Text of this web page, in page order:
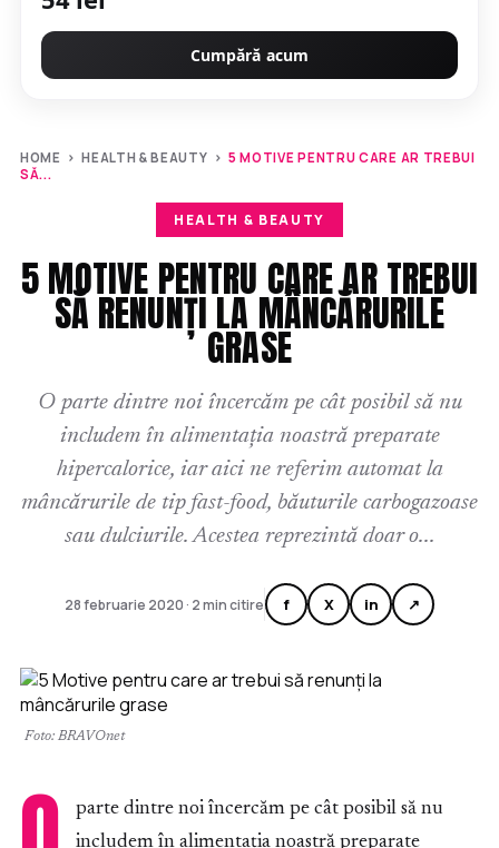
Cumpără acum
HOME ›HEALTH & BEAUTY ›5 MOTIVE PENTRU CARE AR TREBUI
SĂ...
HEALTH & BEAUTY
5 MOTIVE PENTRU CARE AR TREBUI
SĂ RENUNȚI LA MÂNCĂRURILE
GRASE
O parte dintre noi încercăm pe cât posibil să nu
includem în alimentația noastră preparate
hipercalorice, iar aici ne referim automat la
mâncărurile de tip fast-food, băuturile carbogazoase
sau dulciurile. Acestea reprezintă doar o...
28 februarie 2020 · 2 min citire f X in ↗
Foto: BRAVOnet
parte dintre noi încercăm pe cât posibil să nu
includem în alimentația noastră preparate